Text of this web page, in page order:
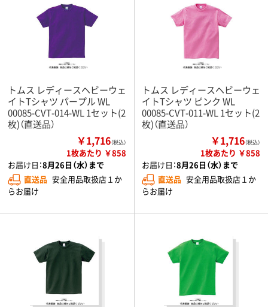
トムス レディースヘビーウェ
イトTシャツ パープル WL
00085-CVT-014-WL 1セット(2
枚)（直送品）
￥1,716（税込）
1枚あたり ￥858
お届け日：8月26日（水）まで
直送品 安全用品取扱店１か
らお届け
トムス レディースヘビーウェ
イトTシャツ ピンク WL
00085-CVT-011-WL 1セット(2
枚)（直送品）
￥1,716（税込）
1枚あたり ￥858
お届け日：8月26日（水）まで
直送品 安全用品取扱店１か
らお届け